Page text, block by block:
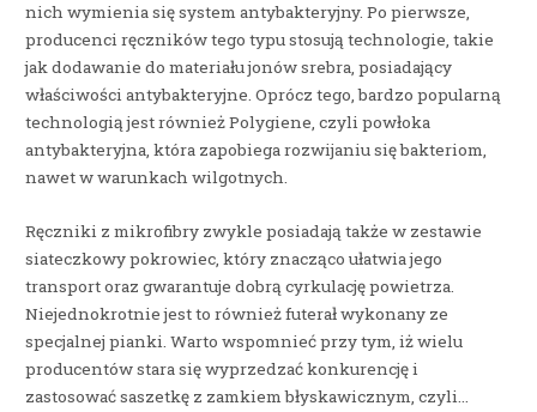
nich wymienia się system antybakteryjny. Po pierwsze,
producenci ręczników tego typu stosują technologie, takie
jak dodawanie do materiału jonów srebra, posiadający
właściwości antybakteryjne. Oprócz tego, bardzo popularną
technologią jest również Polygiene, czyli powłoka
antybakteryjna, która zapobiega rozwijaniu się bakteriom,
nawet w warunkach wilgotnych.
Ręczniki z mikrofibry zwykle posiadają także w zestawie
siateczkowy pokrowiec, który znacząco ułatwia jego
transport oraz gwarantuje dobrą cyrkulację powietrza.
Niejednokrotnie jest to również futerał wykonany ze
specjalnej pianki. Warto wspomnieć przy tym, iż wielu
producentów stara się wyprzedzać konkurencję i
zastosować saszetkę z zamkiem błyskawicznym, czyli…